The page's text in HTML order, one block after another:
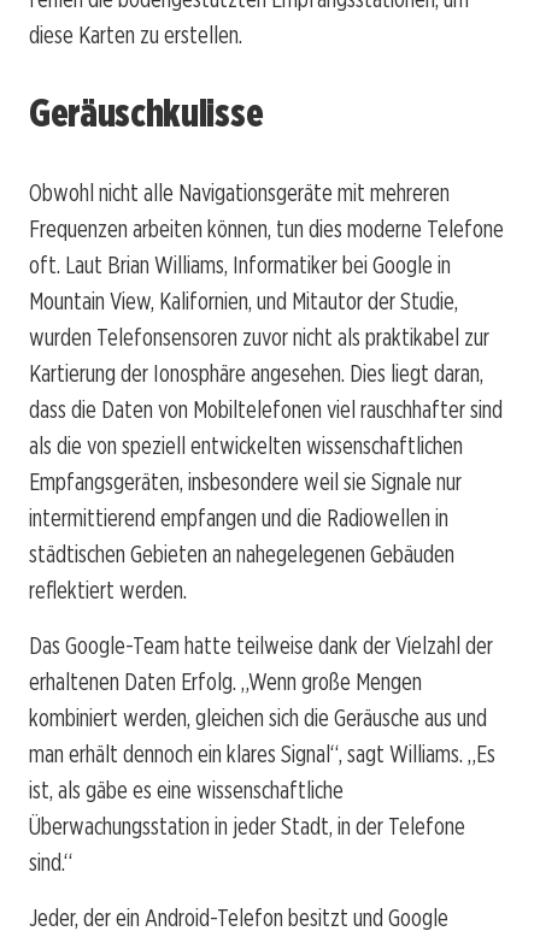
diese Karten zu erstellen.
Geräuschkulisse
Obwohl nicht alle Navigationsgeräte mit mehreren
Frequenzen arbeiten können, tun dies moderne Telefone
oft. Laut Brian Williams, Informatiker bei Google in
Mountain View, Kalifornien, und Mitautor der Studie,
wurden Telefonsensoren zuvor nicht als praktikabel zur
Kartierung der Ionosphäre angesehen. Dies liegt daran,
dass die Daten von Mobiltelefonen viel rauschhafter sind
als die von speziell entwickelten wissenschaftlichen
Empfangsgeräten, insbesondere weil sie Signale nur
intermittierend empfangen und die Radiowellen in
städtischen Gebieten an nahegelegenen Gebäuden
reflektiert werden.
Das Google-Team hatte teilweise dank der Vielzahl der
erhaltenen Daten Erfolg. „Wenn große Mengen
kombiniert werden, gleichen sich die Geräusche aus und
man erhält dennoch ein klares Signal“, sagt Williams. „Es
ist, als gäbe es eine wissenschaftliche
Überwachungsstation in jeder Stadt, in der Telefone
sind.“
Jeder, der ein Android-Telefon besitzt und Google